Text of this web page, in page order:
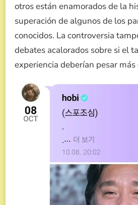
otros están enamorados de la
superación de algunos de los
conocidos. La controversia
debates acalorados sobre si el
experiencia deberían pesar